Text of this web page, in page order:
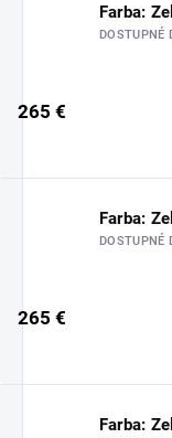
Farba:
DOSTUPNÉ
265 €
Farba:
DOSTUPNÉ
265 €
Farba: